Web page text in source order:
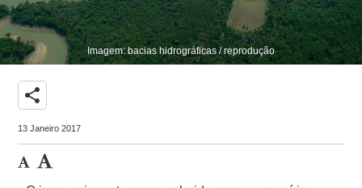
Imagem: bacias hidrográficas / reprodução
share
13 Janeiro 2017